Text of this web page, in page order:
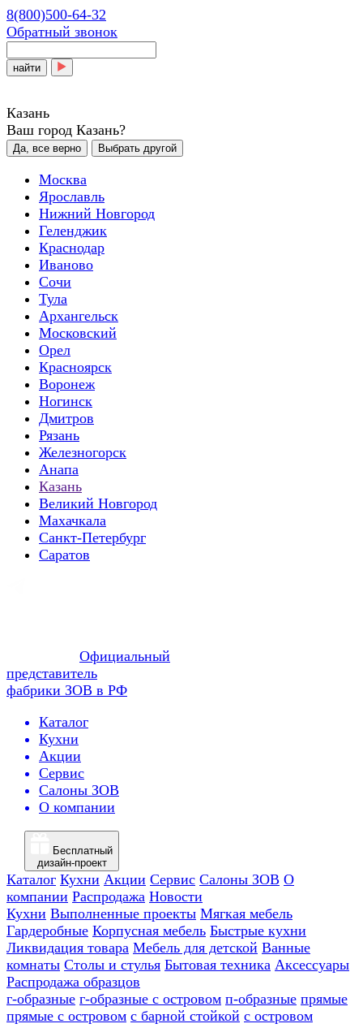
8(800)500-64-32
Обратный звонок
найти
Казань
Ваш город Казань?
Да, все верно Выбрать другой
Москва
Ярославль
Нижний Новгород
Геленджик
Краснодар
Иваново
Сочи
Тула
Архангельск
Московский
Орел
Красноярск
Воронеж
Ногинск
Дмитров
Рязань
Железногорск
Анапа
Казань
Великий Новгород
Махачкала
Санкт-Петербург
Саратов
Официальный
представитель
фабрики ЗОВ в РФ
Каталог
Кухни
Акции
Сервис
Салоны ЗОВ
О компании
Бесплатный
дизайн-проект
Каталог Кухни Акции Сервис Салоны ЗОВ О
компании Распродажа Новости
Кухни Выполненные проекты Мягкая мебель
Гардеробные Корпусная мебель Быстрые кухни
Ликвидация товара Мебель для детской Ванные
комнаты Столы и стулья Бытовая техника Аксессуары
Распродажа образцов
г-образные г-образные с островом п-образные прямые
прямые с островом с барной стойкой с островом